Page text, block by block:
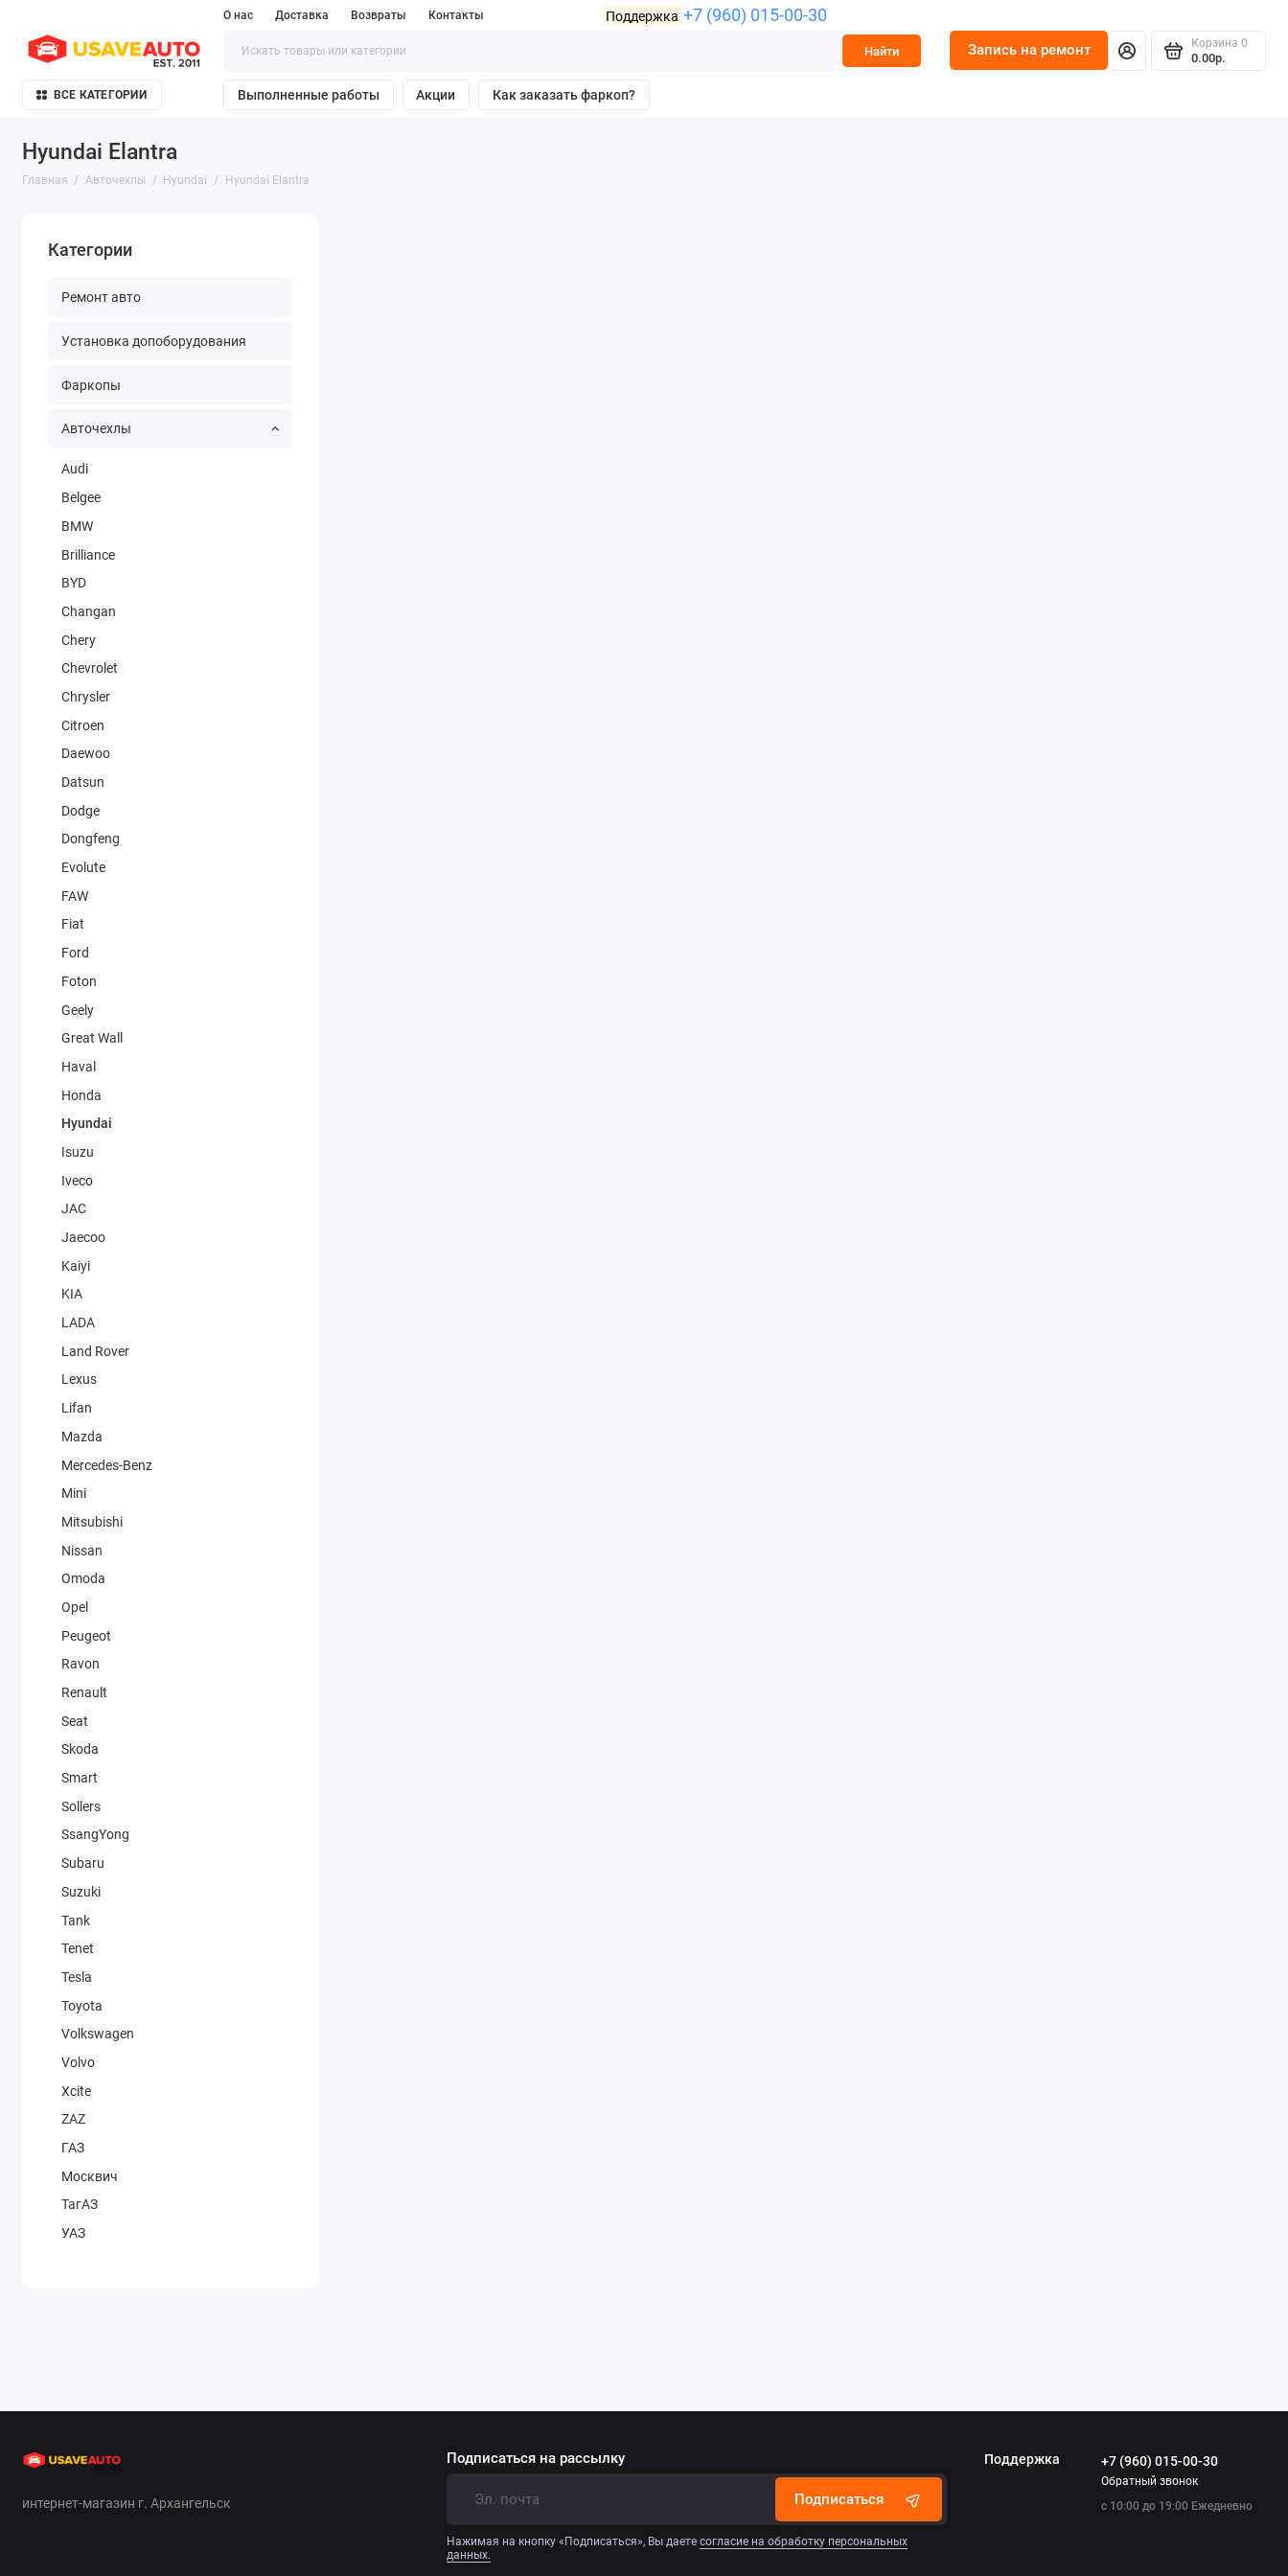
О нас Доставка Возвраты Контакты Поддержка +7 (960) 015-00-30
Найти Запись на ремонт Корзина 0
0.00р.
ВСЕ КАТЕГОРИИ Выполненные работы Акции Как заказать фаркоп?
Hyundai Elantra
Главная Авточехлы Hyundai Hyundai Elantra
Категории
Ремонт авто
Установка допоборудования
Фаркопы
Авточехлы
Audi
Belgee
BMW
Brilliance
BYD
Changan
Chery
Chevrolet
Chrysler
Citroen
Daewoo
Datsun
Dodge
Dongfeng
Evolute
FAW
Fiat
Ford
Foton
Geely
Great Wall
Haval
Honda
Hyundai
Isuzu
Iveco
JAC
Jaecoo
Kaiyi
KIA
LADA
Land Rover
Lexus
Lifan
Mazda
Mercedes-Benz
Mini
Mitsubishi
Nissan
Omoda
Opel
Peugeot
Ravon
Renault
Seat
Skoda
Smart
Sollers
SsangYong
Subaru
Suzuki
Tank
Tenet
Tesla
Toyota
Volkswagen
Volvo
Xcite
ZAZ
ГАЗ
Москвич
ТагАЗ
УАЗ
интернет-магазин г. Архангельск
Подписаться на рассылку
Подписаться
Нажимая на кнопку «Подписаться», Вы даетесогласие на обработку персональных
данных.
Поддержка +7 (960) 015-00-30
Обратный звонок
с 10:00 до 19:00 Ежедневно